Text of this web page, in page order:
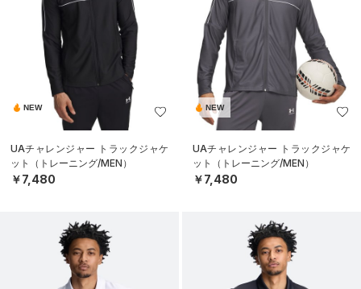
NEW
UAチャレンジャー トラックジャケ
ット（トレーニング/MEN）
￥7,480
NEW
UAチャレンジャー トラックジャケ
ット（トレーニング/MEN）
￥7,480